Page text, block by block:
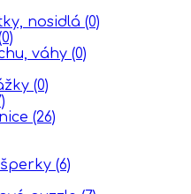
nosidlá (0)
váhy (0)
(0)
(26)
(6)